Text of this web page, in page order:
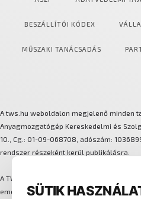
SÜTIK
BESZÁLLÍTÓI KÓDEX
MŰSZAKI TANÁCSADÁS
A tws.hu weboldalon megjelenő minden
Anyagmozgatógép Kereskedelmi és
10., Cg.: 01-09-068708, adószám:
rendszer részeként kerül publikálásra.
A TWS több márkát és technológiát
emeléstechnikai megoldásokat biztosít. A